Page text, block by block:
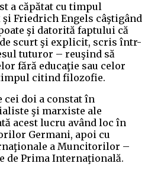
a căpătat cu timpul
Friedrich Engels câştigând
şi datorită faptului că
scurt şi explicit, scris într-
tuturor – reuşind să
fără educaţie sau celor
citind filozofie.
cei doi a constat în
şi marxiste ale
acest lucru având loc în
Germani, apoi cu
a Muncitorilor –
de Prima Internaţională.